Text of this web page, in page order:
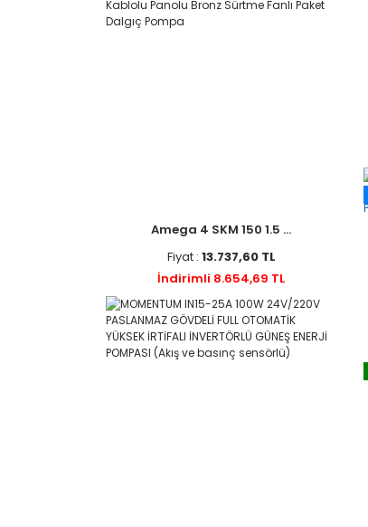
Amega 4 SKM 150 1.5 ...
Fiyat : 13.737,60 TL
İndirimli 8.654,69 TL